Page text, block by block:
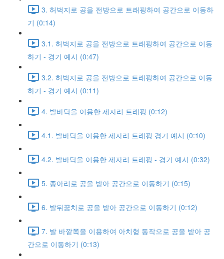
3. 허벅지로 공을 전방으로 트래핑하여 공간으로 이동하
기 (0:14)
3.1. 허벅지로 공을 전방으로 트래핑하여 공간으로 이동
하기 - 경기 예시 (0:47)
3.2. 허벅지로 공을 전방으로 트래핑하여 공간으로 이동
하기 - 경기 예시 (0:11)
4. 발바닥을 이용한 제자리 트래핑 (0:12)
4.1. 발바닥을 이용한 제자리 트래핑 경기 예시 (0:10)
4.2. 발바닥을 이용한 제자리 트래핑 - 경기 예시 (0:32)
5. 종아리로 공을 받아 공간으로 이동하기 (0:15)
6. 발뒤꿈치로 공을 받아 공간으로 이동하기 (0:12)
7. 발 바깥쪽을 이용하여 아치형 동작으로 공을 받아 공
간으로 이동하기 (0:13)